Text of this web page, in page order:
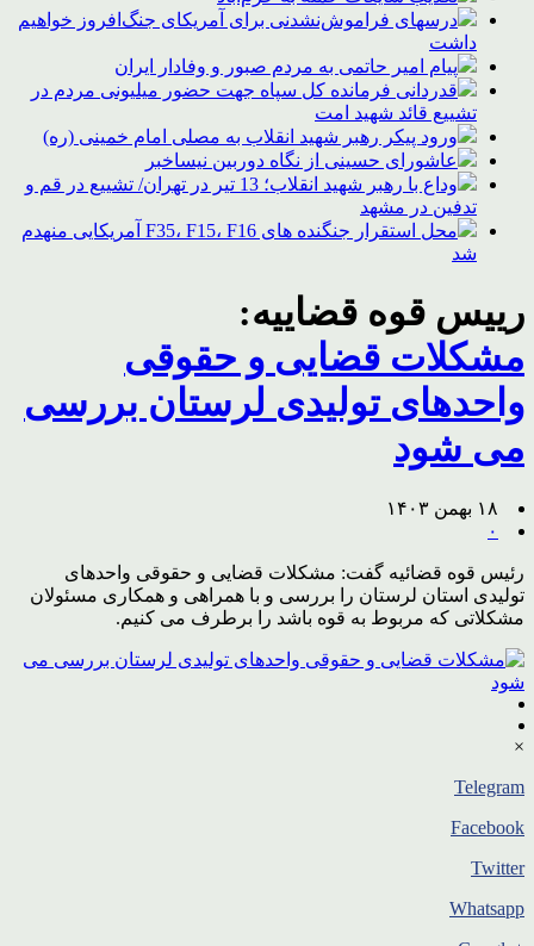
درسهای فراموش‌نشدنی برای آمریکای جنگ‌افروز خواهیم
داشت
پیام امیر حاتمی به مردم صبور و وفادار ایران
قدردانی فرمانده کل سپاه جهت حضور میلیونی مردم در
تشییع قائد شهید امت
ورود پیکر رهبر شهید انقلاب به مصلی امام خمینی (ره)
عاشورای حسینی از نگاه دوربین نیساخبر
وداع با رهبر شهید انقلاب؛ 13 تیر در تهران/ تشییع در قم و
تدفین در مشهد
محل استقرار جنگنده های F35، F15، F16 آمریکایی منهدم
شد
رییس قوه قضاییه:
مشکلات قضایی و حقوقی
واحدهای تولیدی لرستان بررسی
می شود
۱۸ بهمن ۱۴۰۳
۰
رئیس قوه قضائیه گفت: مشکلات قضایی و حقوقی واحدهای
تولیدی استان لرستان را بررسی و با همراهی و همکاری مسئولان
مشکلاتی که مربوط به قوه باشد را برطرف می کنیم.
×
Telegram
Facebook
Twitter
Whatsapp